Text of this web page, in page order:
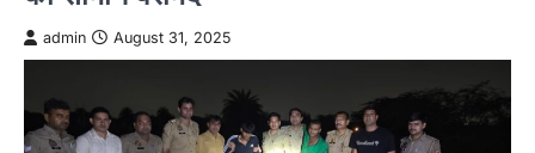
admin August 31, 2025